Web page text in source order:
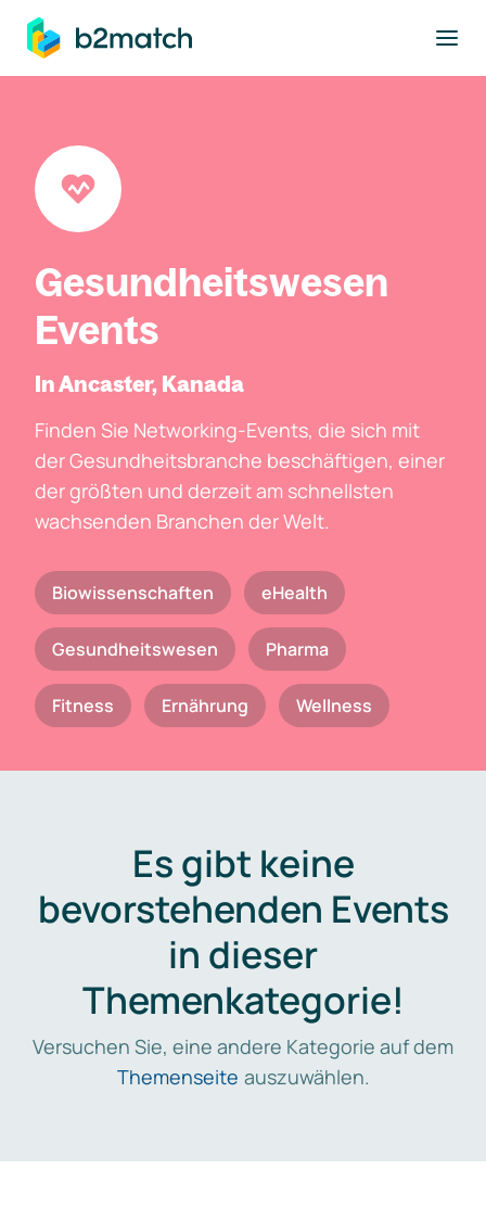
springen
Gesundheitswesen
Events
In Ancaster, Kanada
Finden Sie Networking-Events, die sich mit
der Gesundheitsbranche beschäftigen, einer
der größten und derzeit am schnellsten
wachsenden Branchen der Welt.
Biowissenschaften eHealth
Gesundheitswesen Pharma
Fitness Ernährung Wellness
Es gibt keine
bevorstehenden Events
in dieser
Themenkategorie!
Versuchen Sie, eine andere Kategorie auf dem
Themenseite auszuwählen.